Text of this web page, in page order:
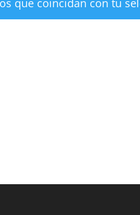
que coincidan con tu